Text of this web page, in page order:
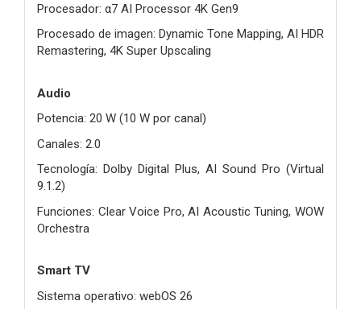
Procesador: α7 AI Processor 4K Gen9
Procesado de imagen: Dynamic Tone Mapping, AI HDR
Remastering, 4K Super Upscaling
Audio
Potencia: 20 W (10 W por canal)
Canales: 2.0
Tecnología: Dolby Digital Plus, AI Sound Pro (Virtual
9.1.2)
Funciones: Clear Voice Pro, AI Acoustic Tuning, WOW
Orchestra
Smart TV
Sistema operativo: webOS 26